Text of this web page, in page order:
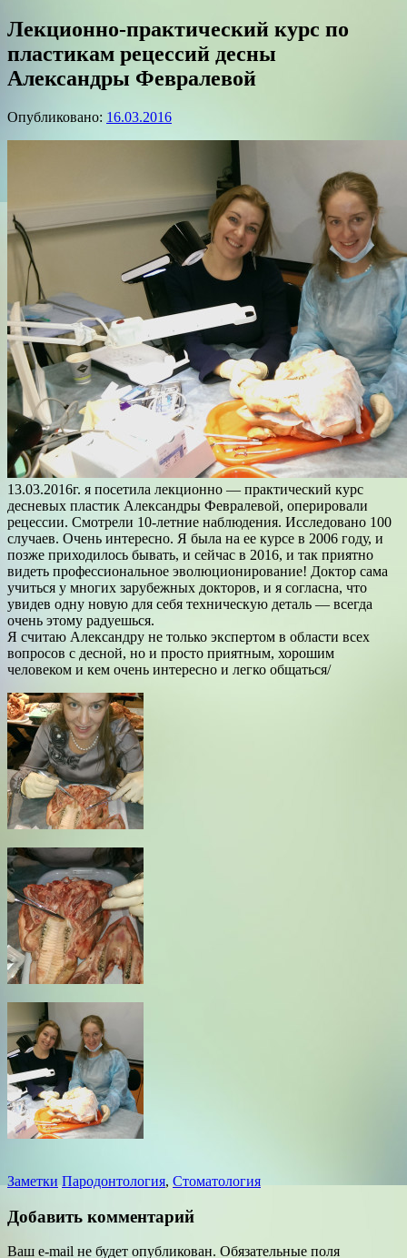
Лекционно-практический курс по
пластикам рецессий десны
Александры Февралевой
Опубликовано: 16.03.2016
13.03.2016г. я посетила лекционно — практический курс
десневых пластик Александры Февралевой, оперировали
рецессии. Смотрели 10-летние наблюдения. Исследовано 100
случаев. Очень интересно. Я была на ее курсе в 2006 году, и
позже приходилось бывать, и сейчас в 2016, и так приятно
видеть профессиональное эволюционирование! Доктор сама
учиться у многих зарубежных докторов, и я согласна, что
увидев одну новую для себя техническую деталь — всегда
очень этому радуешься.
Я считаю Александру не только экспертом в области всех
вопросов с десной, но и просто приятным, хорошим
человеком и кем очень интересно и легко общаться/
Заметки Пародонтология, Стоматология
Добавить комментарий
Ваш e-mail не будет опубликован. Обязательные поля